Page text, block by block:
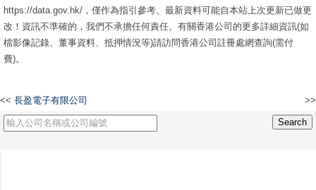
https://data.gov.hk/，僅作為指引參考。最新資料可能自本站上次更新已做更
改！資訊不準確的，我們不承擔任何責任。有關香港公司的更多詳細資訊(如
檔影像記錄、董事資料、抵押情況等)請訪問香港公司註冊處網查詢(需付
費)。
<< 長盈電子有限公司 >>